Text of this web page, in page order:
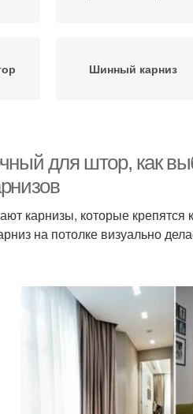
Шинный карниз
Карнизы со шторами
Карниз в нишу
Шторы для
потолочного карниза
для штор, как
карнизы, которые крепятся
на потолке визуально